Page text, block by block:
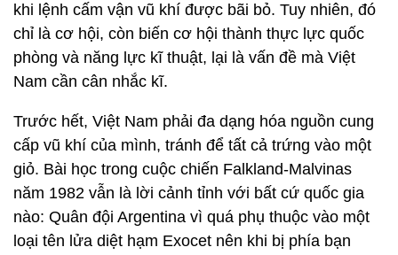
khi lệnh cấm vận vũ khí được bãi bỏ. Tuy nhiên, đó
chỉ là cơ hội, còn biến cơ hội thành thực lực quốc
phòng và năng lực kĩ thuật, lại là vấn đề mà Việt
Nam cần cân nhắc kĩ.
Trước hết, Việt Nam phải đa dạng hóa nguồn cung
cấp vũ khí của mình, tránh để tất cả trứng vào một
giỏ. Bài học trong cuộc chiến Falkland-Malvinas
năm 1982 vẫn là lời cảnh tỉnh với bất cứ quốc gia
nào: Quân đội Argentina vì quá phụ thuộc vào một
loại tên lửa diệt hạm Exocet nên khi bị phía bạn